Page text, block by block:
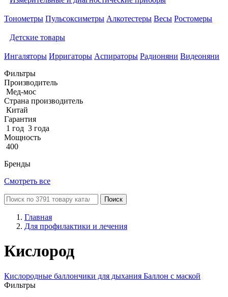
Тонометры Пульсоксиметры Алкотестеры Весы Ростомеры
Детские товары
Ингаляторы Ирригаторы Аспираторы Радионяни Видеоняни
Фильтры
Производитель
Мед-мос
Страна производитель
Китай
Гарантия
1 год 3 года
Мощность
400
Бренды
Смотреть все
Поиск
Главная
Для профилактики и лечения
Кислород
Кислородные баллончики для дыхания Баллон с маской
Фильтры